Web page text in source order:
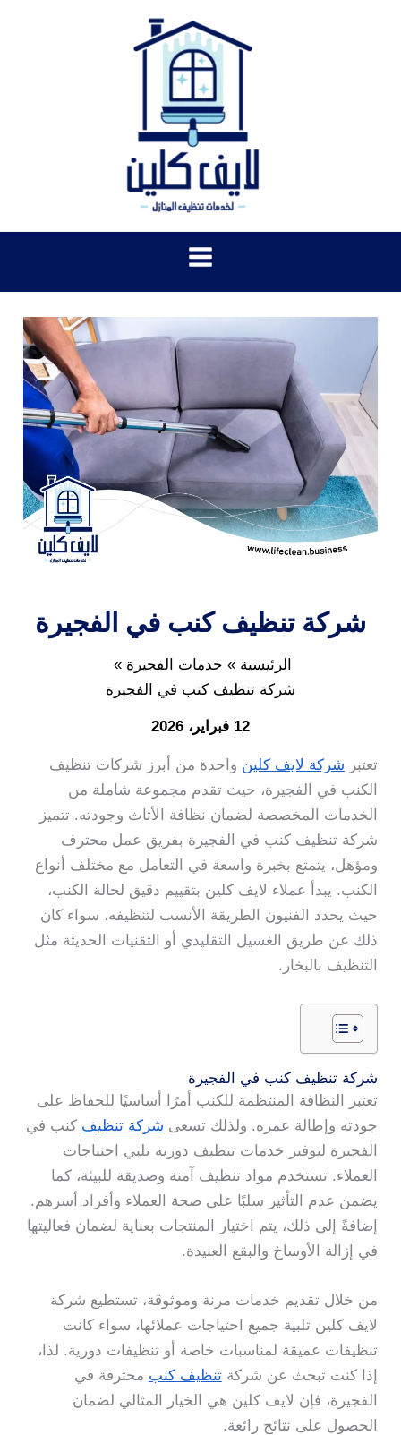
شركة تنظيف كنب في الفجيرة
الرئيسية
خدمات الفجيرة
شركة تنظيف كنب في الفجيرة
12 فبراير، 2026
تعتبر شركة لايف كلين واحدة من أبرز شركات تنظيف
الكنب في الفجيرة، حيث تقدم مجموعة شاملة من
الخدمات المخصصة لضمان نظافة الأثاث وجودته. تتميز
شركة تنظيف كنب في الفجيرة بفريق عمل محترف
ومؤهل، يتمتع بخبرة واسعة في التعامل مع مختلف أنواع
الكنب. يبدأ عملاء لايف كلين بتقييم دقيق لحالة الكنب،
حيث يحدد الفنيون الطريقة الأنسب لتنظيفه، سواء كان
ذلك عن طريق الغسيل التقليدي أو التقنيات الحديثة مثل
التنظيف بالبخار.
شركة تنظيف كنب في الفجيرة
تعتبر النظافة المنتظمة للكنب أمرًا أساسيًا للحفاظ على
جودته وإطالة عمره. ولذلك تسعى شركة تنظيف كنب في
الفجيرة لتوفير خدمات تنظيف دورية تلبي احتياجات
العملاء. تستخدم مواد تنظيف آمنة وصديقة للبيئة، كما
يضمن عدم التأثير سلبًا على صحة العملاء وأفراد أسرهم.
إضافةً إلى ذلك، يتم اختيار المنتجات بعناية لضمان فعاليتها
في إزالة الأوساخ والبقع العنيدة.
من خلال تقديم خدمات مرنة وموثوقة، تستطيع شركة
لايف كلين تلبية جميع احتياجات عملائها، سواء كانت
تنظيفات عميقة لمناسبات خاصة أو تنظيفات دورية. لذا،
إذا كنت تبحث عن شركةتنظيف كنب محترفة في
الفجيرة، فإن لايف كلين هي الخيار المثالي لضمان
الحصول على نتائج رائعة.